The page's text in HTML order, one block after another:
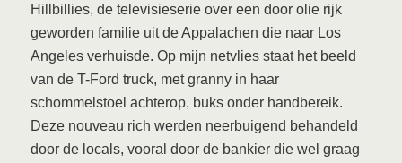
Hillbillies, de televisieserie over een door olie rijk
geworden familie uit de Appalachen die naar Los
Angeles verhuisde. Op mijn netvlies staat het beeld
van de T-Ford truck, met granny in haar
schommelstoel achterop, buks onder handbereik.
Deze nouveau rich werden neerbuigend behandeld
door de locals, vooral door de bankier die wel graag